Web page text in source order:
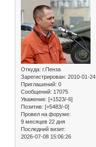
Откуда: г.Пенза
Зарегистрирован: 2010-01-24
Приглашений: 0
Сообщений: 17075
Уважение: [+1523/-6]
Позитив: [+5483/-0]
Провел на форуме:
9 месяцев 22 дня
Последний визит:
2026-07-08 15:06:26